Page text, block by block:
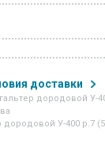
доставки
дородовой У-
дородовой У-400 р.7